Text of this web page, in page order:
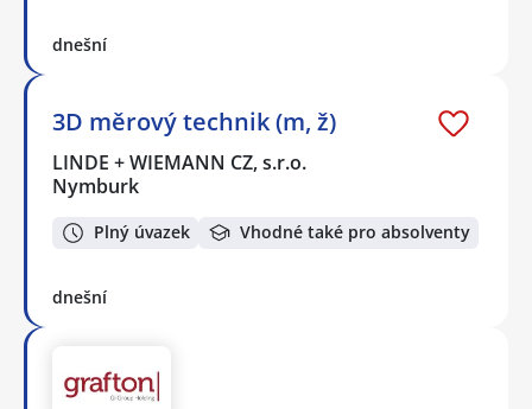
dnešní
3D měrový technik (m, ž)
LINDE + WIEMANN CZ, s.r.o.
Nymburk
Plný úvazek Vhodné také pro absolventy
dnešní